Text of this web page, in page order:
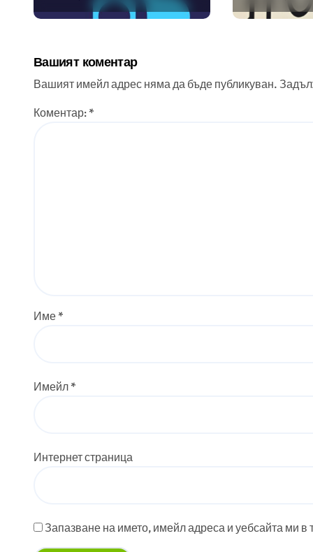
стандарти за
изкуствен интелект в
хотелиерството
помощта
Вашият коментар
Вашият имейл адрес няма да бъде публикуван.
Коментар: *
Име *
Имейл *
Интернет страница
Запазване на името, имейл адреса и уебсайта ми